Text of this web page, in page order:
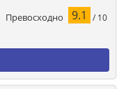
Превосходно 9.1 / 10